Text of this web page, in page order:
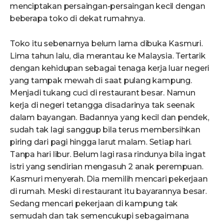
menciptakan persaingan-persaingan kecil dengan
beberapa toko di dekat rumahnya.
Toko itu sebenarnya belum lama dibuka Kasmuri.
Lima tahun lalu, dia merantau ke Malaysia. Tertarik
dengan kehidupan sebagai tenaga kerja luar negeri
yang tampak mewah di saat pulang kampung.
Menjadi tukang cuci di restaurant besar. Namun
kerja di negeri tetangga disadarinya tak seenak
dalam bayangan. Badannya yang kecil dan pendek,
sudah tak lagi sanggup bila terus membersihkan
piring dari pagi hingga larut malam. Setiap hari.
Tanpa hari libur. Belum lagi rasa rindunya bila ingat
istri yang sendirian mengasuh 2 anak perempuan.
Kasmuri menyerah. Dia memilih mencari pekerjaan
di rumah. Meski di restaurant itu bayarannya besar.
Sedang mencari pekerjaan di kampung tak
semudah dan tak semencukupi sebagaimana